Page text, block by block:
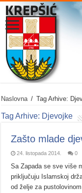
Naslovna / Tag Arhive:
Tag Arhive: Djevojke
Zašto mlade
24. listopada 2014. 0
Sa Zapada se sve više
priključuju Islamskoj
od želje za